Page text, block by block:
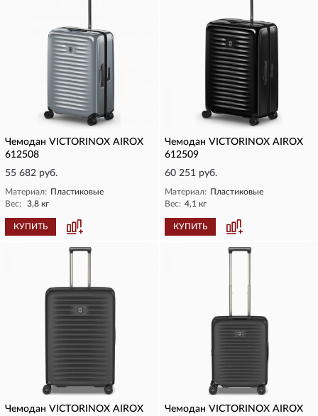
Чемодан VICTORINOX AIROX
612508
55 682 руб.
Материал: Пластиковые
Вес:
3,8 кг
КУПИТЬ
Чемодан VICTORINOX AIROX
612509
60 251 руб.
Материал: Пластиковые
Вес: 4,1 кг
КУПИТЬ
Чемодан VICTORINOX AIROX
Чемодан VICTORINOX AIROX